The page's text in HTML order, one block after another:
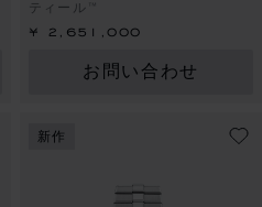
ティール™
¥ 2,651,000
お問い合わせ
新作